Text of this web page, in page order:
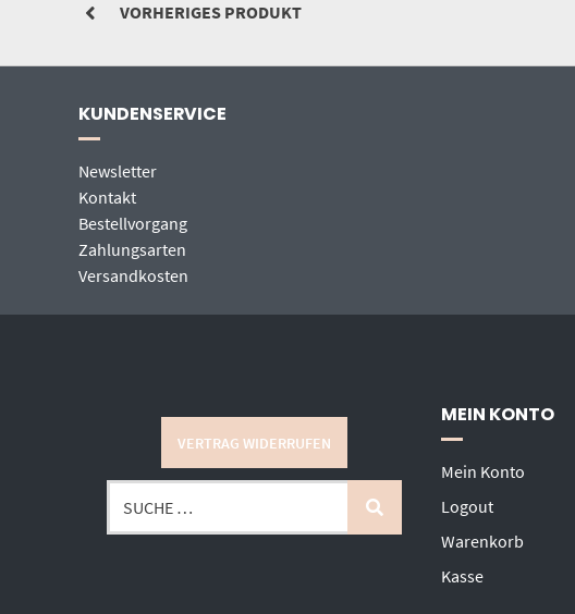
VORHERIGES PRODUKT
KUNDENSERVICE
Newsletter
Kontakt
Bestellvorgang
Zahlungsarten
Versandkosten
VERTRAG WIDERRUFEN
MEIN KONTO
Mein Konto
Logout
Warenkorb
Kasse